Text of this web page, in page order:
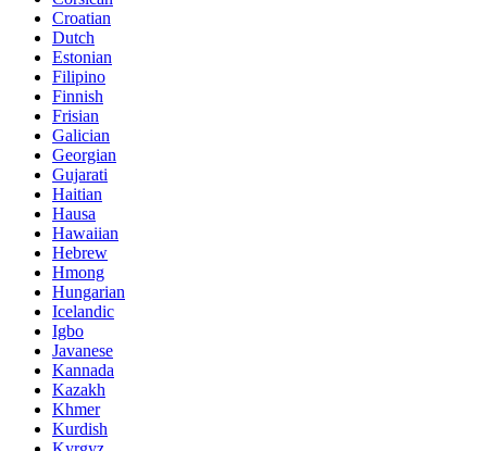
Croatian
Dutch
Estonian
Filipino
Finnish
Frisian
Galician
Georgian
Gujarati
Haitian
Hausa
Hawaiian
Hebrew
Hmong
Hungarian
Icelandic
Igbo
Javanese
Kannada
Kazakh
Khmer
Kurdish